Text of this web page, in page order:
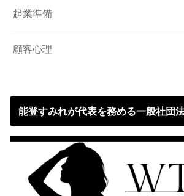
起業準備
顧客心理
能登すみれが代表を務める一般社団